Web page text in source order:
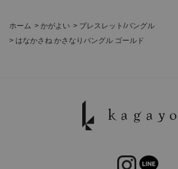
ホーム > かがよい > ブレスレット/バングル
> はなかさね かさなりバングル ゴールド